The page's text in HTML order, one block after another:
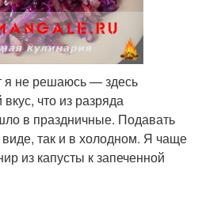
я не решаюсь — здесь
что из разряда
в праздничные. Подавать
так и в холодном. Я чаще
из капусты к запеченной